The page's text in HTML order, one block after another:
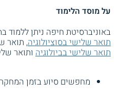
על מוסד הלימוד
באוניברסיטת חיפה ניתן ללמוד
תואר שלישי בסוציולוגיה, תואר
תואר שלישי בביולוגיה ותואר
מחפשים סיוע בזמן